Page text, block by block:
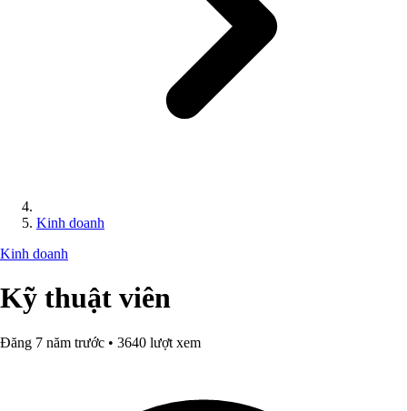
Kinh doanh
Kinh doanh
Kỹ thuật viên
Đăng 7 năm trước • 3640 lượt xem